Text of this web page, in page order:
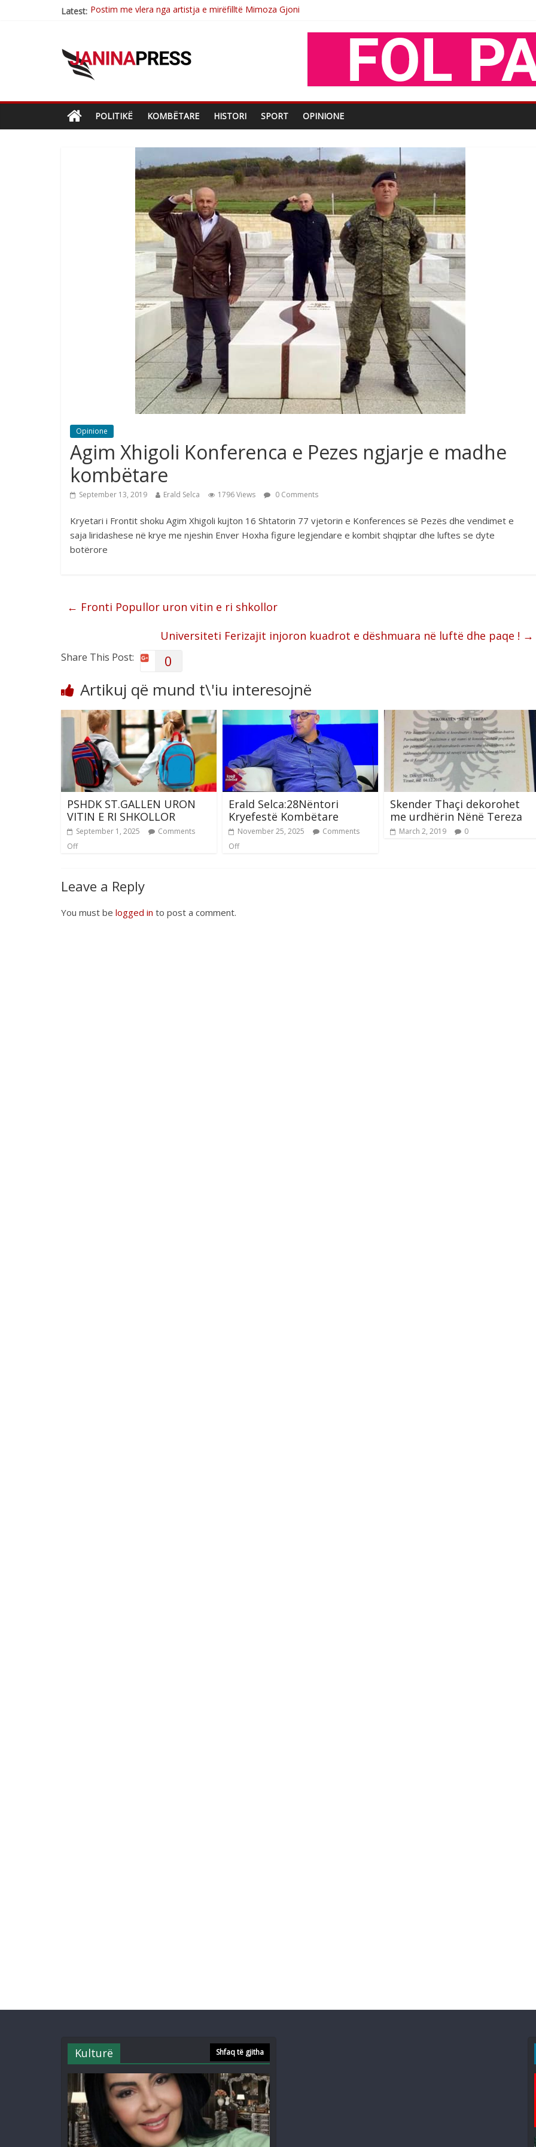
Latest: Nga poetja atdhetare Kumrie Shala -BOLL MO
Çlirimtari Mentor Mushkolaj nderohet me mirenjohje nga Xhevdet Qeriqi Dega e invalidëve në Fushë Kosovë
POLITIKË KOMBËTARE HISTORI SPORT OPINIONE
Opinione
Agim Xhigoli Konferenca e Pezes ngjarje e madhe
kombëtare
September 13, 2019 Erald Selca 1796 Views 0 Comments
Kryetari i Frontit shoku Agim Xhigoli kujton 16 Shtatorin 77 vjetorin e Konferences së Pezës dhe vendimet e
saja liridashese në krye me njeshin Enver Hoxha figure legjendare e kombit shqiptar dhe luftes se dyte
botërore
← Fronti Popullor uron vitin e ri shkollor
Universiteti Ferizajit injoron kuadrot e dëshmuara në luftë dhe paqe ! →
Share This Post: 0
Artikuj që mund t\'iu interesojnë
PSHDK ST.GALLEN URON
VITIN E RI SHKOLLOR
September 1, 2025
Comments
Off
Erald Selca:28Nëntori
Kryefestë Kombëtare
November 25, 2025
Comments
Off
Skender Thaçi dekorohet
me urdhërin Nënë Tereza
March 2, 2019 0
Leave a Reply
You must be logged in to post a comment.
Kulturë Shfaq të gjitha